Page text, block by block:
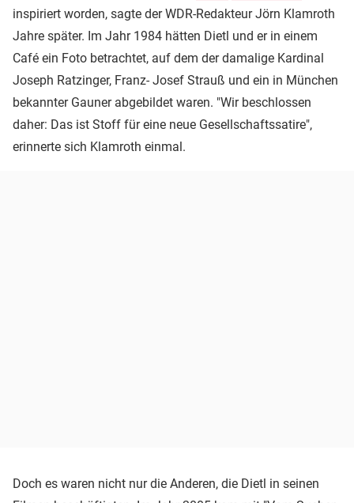
inspiriert worden, sagte der WDR-Redakteur Jörn Klamroth
Jahre später. Im Jahr 1984 hätten Dietl und er in einem
Café ein Foto betrachtet, auf dem der damalige Kardinal
Joseph Ratzinger, Franz- Josef Strauß und ein in München
bekannter Gauner abgebildet waren. "Wir beschlossen
daher: Das ist Stoff für eine neue Gesellschaftssatire",
erinnerte sich Klamroth einmal.
Doch es waren nicht nur die Anderen, die Dietl in seinen